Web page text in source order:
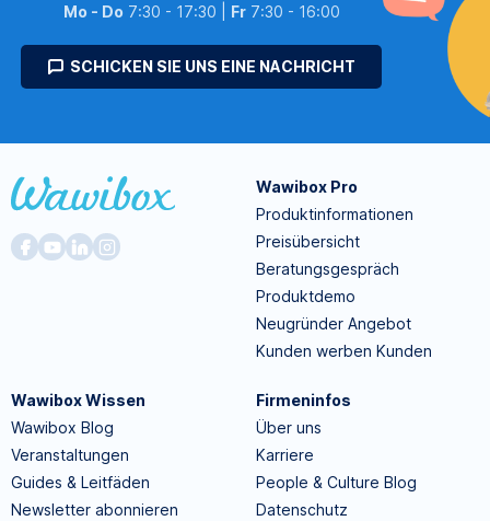
Mo - Do 7:30 - 17:30 | Fr7:30 - 16:00
SCHICKEN SIE UNS EINE NACHRICHT
Wawibox Pro
Produktinformationen
Preisübersicht
Beratungsgespräch
Produktdemo
Neugründer Angebot
Kunden werben Kunden
Wawibox Wissen
Wawibox Blog
Veranstaltungen
Guides & Leitfäden
Newsletter abonnieren
Firmeninfos
Über uns
Karriere
People & Culture Blog
Datenschutz